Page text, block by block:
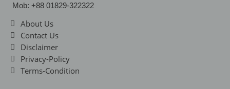
Mob: +88 01829-322322
About Us
Contact Us
Disclaimer
Privacy-Policy
Terms-Condition